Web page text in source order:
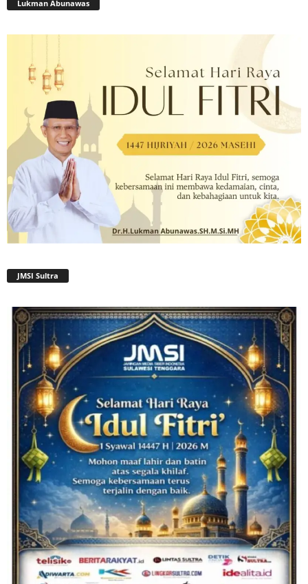
Lukman Abunawas
JMSI Sultra